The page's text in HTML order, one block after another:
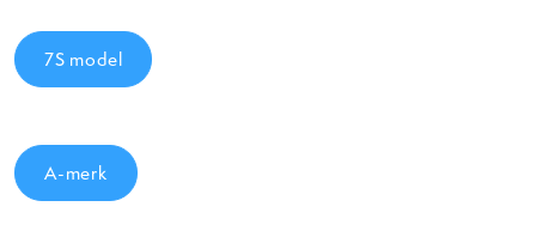
7S model
A-merk